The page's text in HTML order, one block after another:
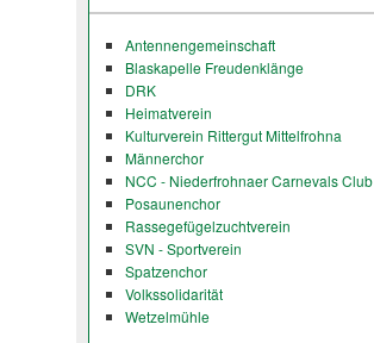
Antennengemeinschaft
Blaskapelle Freudenklänge
DRK
Heimatverein
Kulturverein Rittergut Mittelfrohna
Männerchor
NCC - Niederfrohnaer Carnevals Club
Posaunenchor
Rassegefügelzuchtverein
SVN - Sportverein
Spatzenchor
Volkssolidarität
Wetzelmühle